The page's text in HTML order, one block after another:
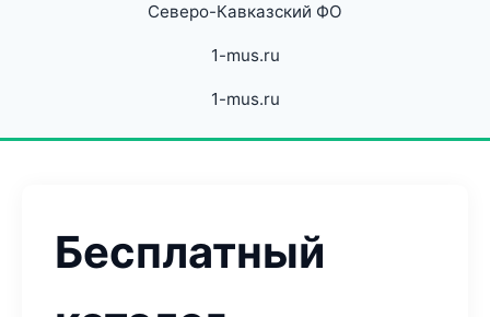
Северо-Кавказский ФО
1-mus.ru
1-mus.ru
Бесплатный